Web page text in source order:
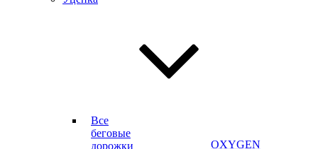
Все
беговые
дорожки
OXYGEN